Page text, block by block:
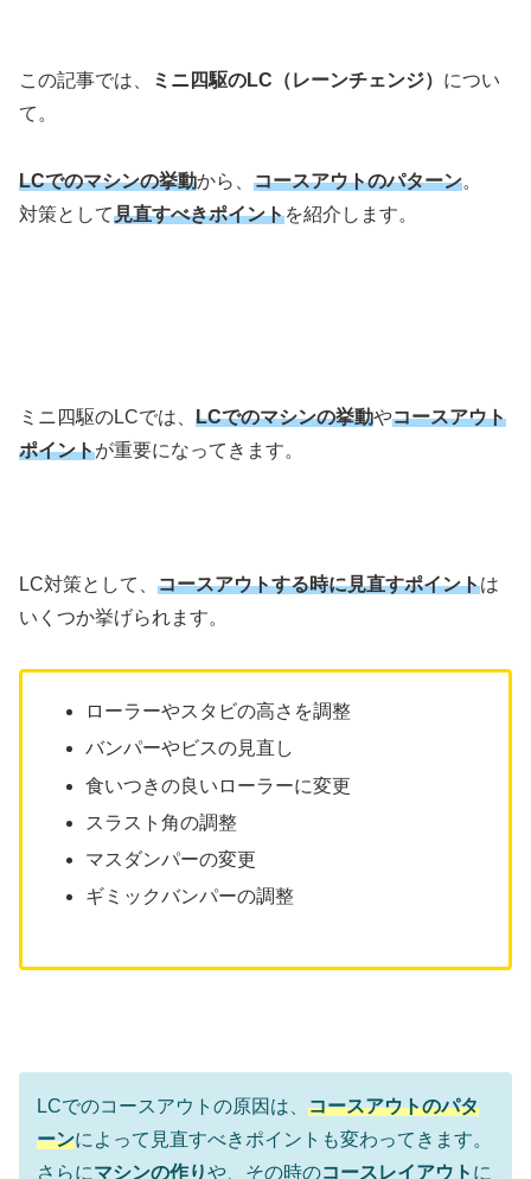
この記事では、 ミニ四駆のLC（レーンチェンジ） につい
て。
LCでのマシンの挙動から、 コースアウトのパターン。
対策として見直すべきポイントを紹介します。
ミニ四駆のLCでは、 LCでのマシンの挙動やコースアウト
ポイントが重要になってきます。
LC対策として、 コースアウトする時に見直すポイントは
いくつか挙げられます。
ローラーやスタビの高さを調整
バンパーやビスの見直し
食いつきの良いローラーに変更
スラスト角の調整
マスダンパーの変更
ギミックバンパーの調整
LCでのコースアウトの原因は、 コースアウトのパタ
ーンによって見直すべきポイントも変わってきます。
さらにマシンの作りや、その時のコースレイアウト に